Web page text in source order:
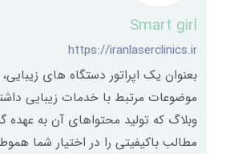
Smart girl
https://iranlaserclinics.ir
بعنوان یک اپراتور دستگاه های زیبایی،
موضوعات مرتبط با خدمات زیبایی
وبلاگ که تولید محتواهای آن به عهده
مطالب باکیفیتی را در اختیار شما